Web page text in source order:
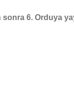
6. Orduya